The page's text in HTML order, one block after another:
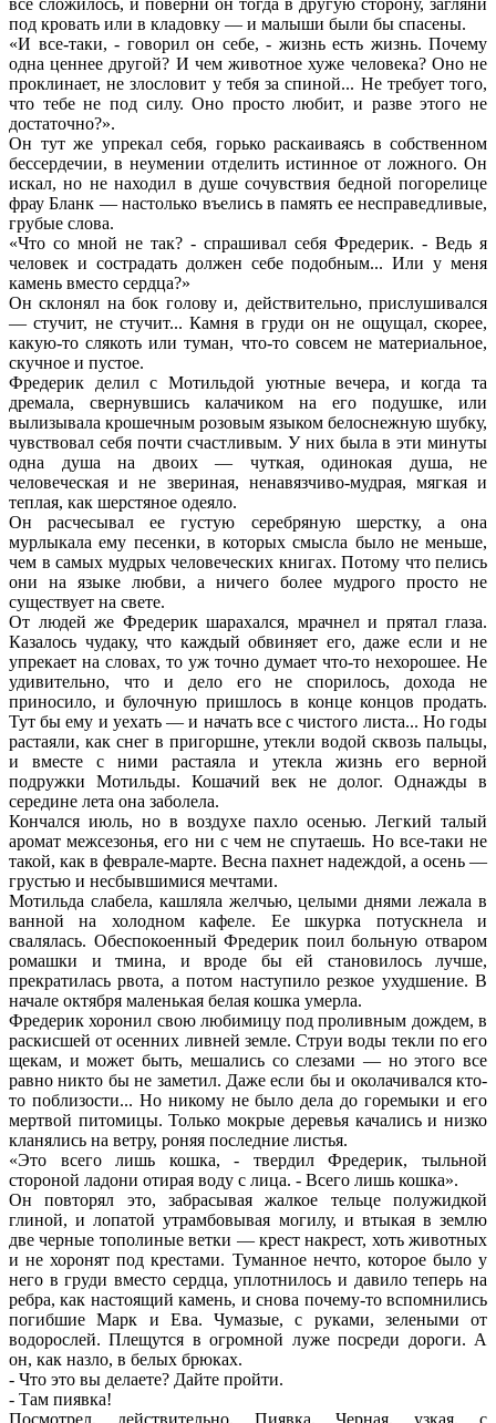
под кровать или в кладовку — и малыши были бы спасены.
«И все-таки, - говорил он себе, - жизнь есть жизнь. Почему
одна ценнее другой? И чем животное хуже человека? Оно не
проклинает, не злословит у тебя за спиной... Не требует того,
что тебе не под силу. Оно просто любит, и разве этого не
достаточно?».
Он тут же упрекал себя, горько раскаиваясь в собственном
бессердечии, в неумении отделить истинное от ложного. Он
искал, но не находил в душе сочувствия бедной погорелице
фрау Бланк — настолько въелись в память ее несправедливые,
грубые слова.
«Что со мной не так? - спрашивал себя Фредерик. - Ведь я
человек и сострадать должен себе подобным... Или у меня
камень вместо сердца?»
Он склонял на бок голову и, действительно, прислушивался
— стучит, не стучит... Камня в груди он не ощущал, скорее,
какую-то слякоть или туман, что-то совсем не материальное,
скучное и пустое.
Фредерик делил с Мотильдой уютные вечера, и когда та
дремала, свернувшись калачиком на его подушке, или
вылизывала крошечным розовым языком белоснежную шубку,
чувствовал себя почти счастливым. У них была в эти минуты
одна душа на двоих — чуткая, одинокая душа, не
человеческая и не звериная, ненавязчиво-мудрая, мягкая и
теплая, как шерстяное одеяло.
Он расчесывал ее густую серебряную шерстку, а она
мурлыкала ему песенки, в которых смысла было не меньше,
чем в самых мудрых человеческих книгах. Потому что пелись
они на языке любви, а ничего более мудрого просто не
существует на свете.
От людей же Фредерик шарахался, мрачнел и прятал глаза.
Казалось чудаку, что каждый обвиняет его, даже если и не
упрекает на словах, то уж точно думает что-то нехорошее. Не
удивительно, что и дело его не спорилось, дохода не
приносило, и булочную пришлось в конце концов продать.
Тут бы ему и уехать — и начать все с чистого листа... Но годы
растаяли, как снег в пригоршне, утекли водой сквозь пальцы,
и вместе с ними растаяла и утекла жизнь его верной
подружки Мотильды. Кошачий век не долог. Однажды в
середине лета она заболела.
Кончался июль, но в воздухе пахло осенью. Легкий талый
аромат межсезонья, его ни с чем не спутаешь. Но все-таки не
такой, как в феврале-марте. Весна пахнет надеждой, а осень —
грустью и несбывшимися мечтами.
Мотильда слабела, кашляла желчью, целыми днями лежала в
ванной на холодном кафеле. Ее шкурка потускнела и
свалялась. Обеспокоенный Фредерик поил больную отваром
ромашки и тмина, и вроде бы ей становилось лучше,
прекратилась рвота, а потом наступило резкое ухудшение. В
начале октября маленькая белая кошка умерла.
Фредерик хоронил свою любимицу под проливным дождем, в
раскисшей от осенних ливней земле. Струи воды текли по его
щекам, и может быть, мешались со слезами — но этого все
равно никто бы не заметил. Даже если бы и околачивался кто-
то поблизости... Но никому не было дела до горемыки и его
мертвой питомицы. Только мокрые деревья качались и низко
кланялись на ветру, роняя последние листья.
«Это всего лишь кошка, - твердил Фредерик, тыльной
стороной ладони отирая воду с лица. - Всего лишь кошка».
Он повторял это, забрасывая жалкое тельце полужидкой
глиной, и лопатой утрамбовывая могилу, и втыкая в землю
две черные тополиные ветки — крест накрест, хоть животных
и не хоронят под крестами. Туманное нечто, которое было у
него в груди вместо сердца, уплотнилось и давило теперь на
ребра, как настоящий камень, и снова почему-то вспомнились
погибшие Марк и Ева. Чумазые, с руками, зелеными от
водорослей. Плещутся в огромной луже посреди дороги. А
он, как назло, в белых брюках.
- Что это вы делаете? Дайте пройти.
- Там пиявка!
Посмотрел, действительно. Пиявка. Черная, узкая, с